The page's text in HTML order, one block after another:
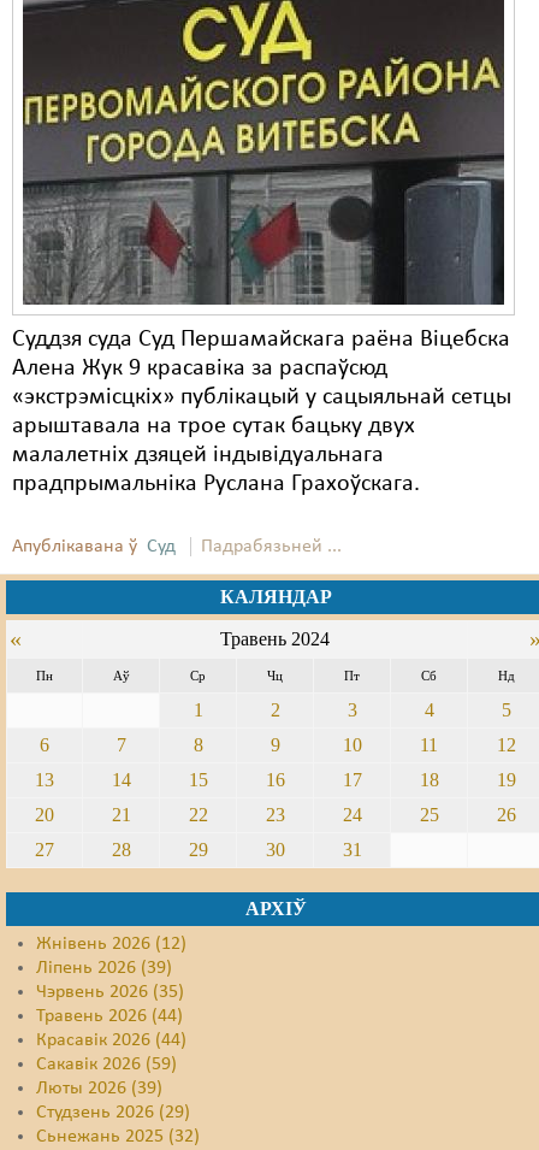
Суддзя суда Суд Першамайскага раёна Віцебска
Алена Жук 9 красавіка за распаўсюд
«экстрэмісцкіх» публікацый у сацыяльнай сетцы
арыштавала на трое сутак бацьку двух
малалетніх дзяцей індывідуальнага
прадпрымальніка Руслана Грахоўскага.
Апублікавана ў Суд Падрабязьней ...
КАЛЯНДАР
« Травень 2024
Пн Аў Ср Чц Пт Сб Нд
1 2 3 4
5
6
7 8 9 10 11
12
13
14 15 16 17 18
19
20
21 22 23 24 25
26
27
28 29 30 31
АРХІЎ
Жнівень 2026 (12)
Ліпень 2026 (39)
Чэрвень 2026 (35)
Травень 2026 (44)
Красавік 2026 (44)
Сакавік 2026 (59)
Люты 2026 (39)
Студзень 2026 (29)
Сьнежань 2025 (32)
Сьмяротнае пакараньне
Правы працоўных
Сацыяльныя правы